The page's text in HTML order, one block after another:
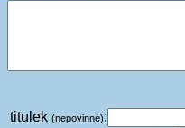
titulek (nepovinné):